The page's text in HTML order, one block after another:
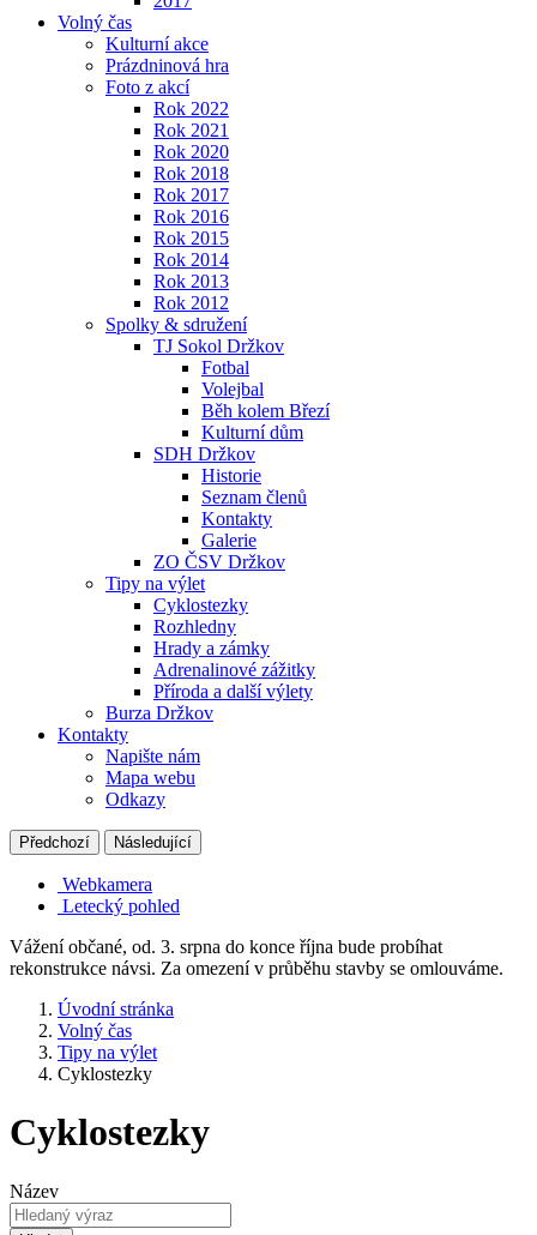
Volný čas
Kulturní akce
Prázdninová hra
Foto z akcí
Rok 2022
Rok 2021
Rok 2020
Rok 2018
Rok 2017
Rok 2016
Rok 2015
Rok 2014
Rok 2013
Rok 2012
Spolky & sdružení
TJ Sokol Držkov
Fotbal
Volejbal
Běh kolem Březí
Kulturní dům
SDH Držkov
Historie
Seznam členů
Kontakty
Galerie
ZO ČSV Držkov
Tipy na výlet
Cyklostezky
Rozhledny
Hrady a zámky
Adrenalinové zážitky
Příroda a další výlety
Burza Držkov
Kontakty
Napište nám
Mapa webu
Odkazy
Předchozí Následující
Webkamera
Letecký pohled
Vážení občané, od. 3. srpna do konce října bude probíhat
rekonstrukce návsi. Za omezení v průběhu stavby se omlouváme.
Úvodní stránka
Volný čas
Tipy na výlet
Cyklostezky
Cyklostezky
Název